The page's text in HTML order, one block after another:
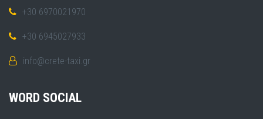
+30 6970021970
+30 6945027933
info@crete-taxi.gr
WORD SOCIAL